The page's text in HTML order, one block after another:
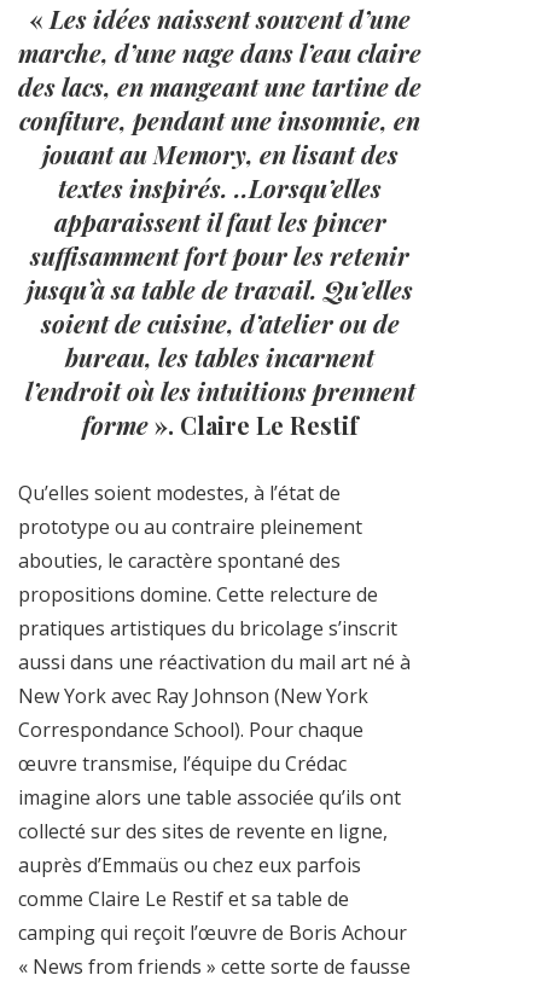
« Les idées naissent souvent d’une
marche, d’une nage dans l’eau claire
des lacs, en mangeant une tartine de
confiture, pendant une insomnie, en
jouant au Memory, en lisant des
textes inspirés. ..Lorsqu’elles
apparaissent il faut les pincer
suffisamment fort pour les retenir
jusqu’à sa table de travail. Qu’elles
soient de cuisine, d’atelier ou de
bureau, les tables incarnent
l’endroit où les intuitions prennent
forme». Claire Le Restif
Qu’elles soient modestes, à l’état de
prototype ou au contraire pleinement
abouties, le caractère spontané des
propositions domine. Cette relecture de
pratiques artistiques du bricolage s’inscrit
aussi dans une réactivation du mail art né à
New York avec Ray Johnson (New York
Correspondance School). Pour chaque
œuvre transmise, l’équipe du Crédac
imagine alors une table associée qu’ils ont
collecté sur des sites de revente en ligne,
auprès d’Emmaüs ou chez eux parfois
comme Claire Le Restif et sa table de
camping qui reçoit l’œuvre de Boris Achour
« News from friends » cette sorte de fausse